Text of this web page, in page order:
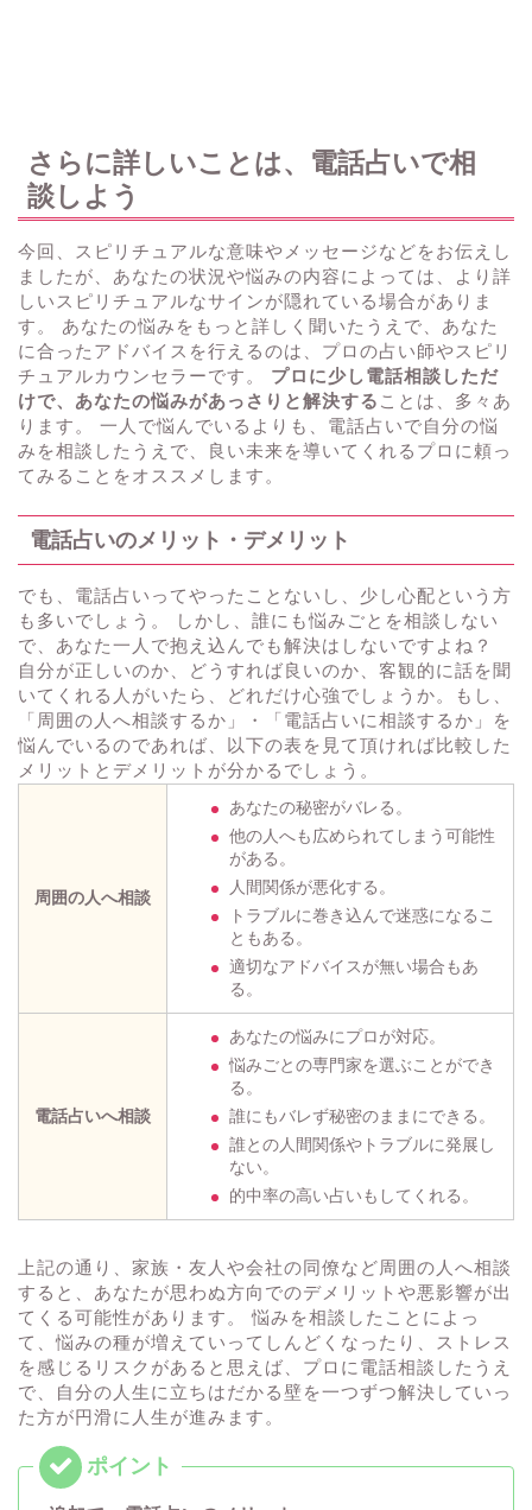
さらに詳しいことは、電話占いで相
談しよう
今回、スピリチュアルな意味やメッセージなどをお伝えし
ましたが、あなたの状況や悩みの内容によっては、より詳
しいスピリチュアルなサインが隠れている場合がありま
す。 あなたの悩みをもっと詳しく聞いたうえで、あなた
に合ったアドバイスを行えるのは、プロの占い師やスピリ
チュアルカウンセラーです。 プロに少し電話相談しただ
けで、あなたの悩みがあっさりと解決する ことは、多々あ
ります。 一人で悩んでいるよりも、電話占いで自分の悩
みを相談したうえで、良い未来を導いてくれるプロに頼っ
てみることをオススメします。
電話占いのメリット・デメリット
でも、電話占いってやったことないし、少し心配という方
も多いでしょう。 しかし、誰にも悩みごとを相談しない
で、あなた一人で抱え込んでも解決はしないですよね？
自分が正しいのか、どうすれば良いのか、客観的に話を聞
いてくれる人がいたら、どれだけ心強でしょうか。もし、
「周囲の人へ相談するか」・「電話占いに相談するか」を
悩んでいるのであれば、以下の表を見て頂ければ比較した
メリットとデメリットが分かるでしょう。
周囲の人へ相談
あなたの秘密がバレる。
他の人へも広められてしまう可能性
がある。
人間関係が悪化する。
トラブルに巻き込んで迷惑になるこ
ともある。
適切なアドバイスが無い場合もあ
る。
電話占いへ相談
あなたの悩みにプロが対応。
悩みごとの専門家を選ぶことができ
る。
誰にもバレず秘密のままにできる。
誰との人間関係やトラブルに発展し
ない。
的中率の高い占いもしてくれる。
上記の通り、家族・友人や会社の同僚など周囲の人へ相談
すると、あなたが思わぬ方向でのデメリットや悪影響が出
てくる可能性があります。 悩みを相談したことによっ
て、悩みの種が増えていってしんどくなったり、ストレス
を感じるリスクがあると思えば、プロに電話相談したうえ
で、自分の人生に立ちはだかる壁を一つずつ解決していっ
た方が円滑に人生が進みます。